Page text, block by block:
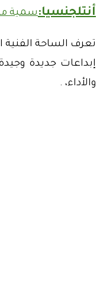
أنتلجنسيا:سمية
تعرف الساحة الفنية
إبداعات جديدة
والأداء، .